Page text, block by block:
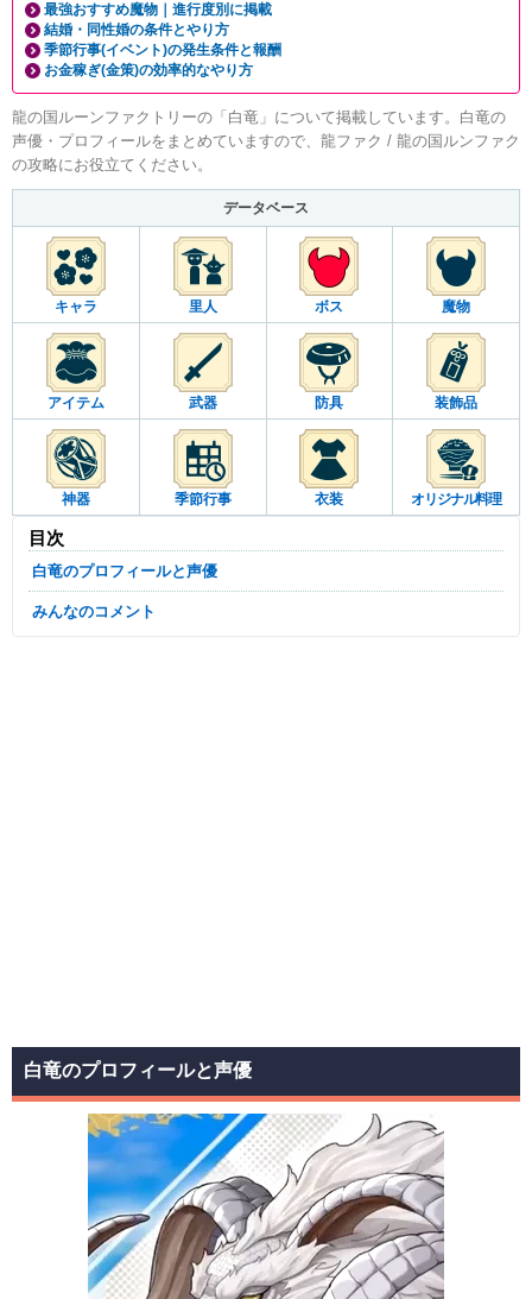
最強おすすめ魔物｜進行度別に掲載
結婚・同性婚の条件とやり方
季節行事(イベント)の発生条件と報酬
お金稼ぎ(金策)の効率的なやり方
龍の国ルーンファクトリーの「白竜」について掲載しています。白竜の
声優・プロフィールをまとめていますので、龍ファク / 龍の国ルンファク
の攻略にお役立てください。
データベース
キャラ 里人 ボス 魔物
アイテム 武器 防具 装飾品
神器 季節行事 衣装 オリジナル料理
目次
白竜のプロフィールと声優
みんなのコメント
白竜のプロフィールと声優